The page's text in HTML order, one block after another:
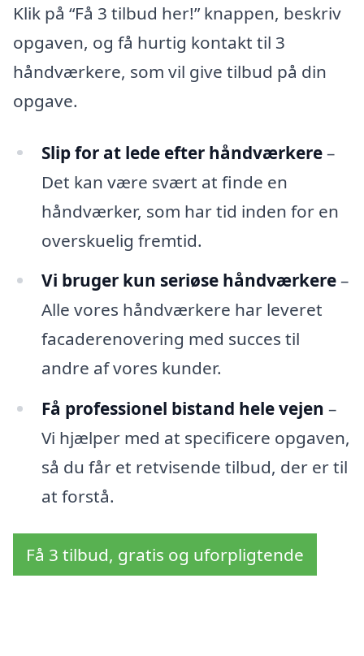
Klik på “Få 3 tilbud her!” knappen, beskriv
opgaven, og få hurtig kontakt til 3
håndværkere, som vil give tilbud på din
opgave.
Slip for at lede efter håndværkere–
Det kan være svært at finde en
håndværker, som har tid inden for en
overskuelig fremtid.
Vi bruger kun seriøse håndværkere–
Alle vores håndværkere har leveret
facaderenovering med succes til
andre af vores kunder.
Få professionel bistand hele vejen –
Vi hjælper med at specificere opgaven,
så du får et retvisende tilbud, der er til
at forstå.
Få 3 tilbud, gratis og uforpligtende